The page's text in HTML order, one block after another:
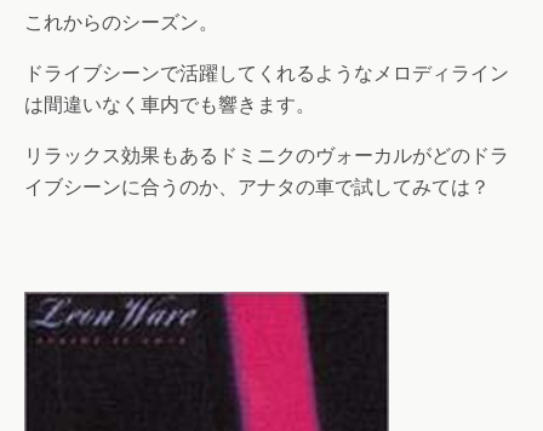
これからのシーズン。
ドライブシーンで活躍してくれるようなメロディライン
は間違いなく車内でも響きます。
リラックス効果もあるドミニクのヴォーカルがどのドラ
イブシーンに合うのか、アナタの車で試してみては？